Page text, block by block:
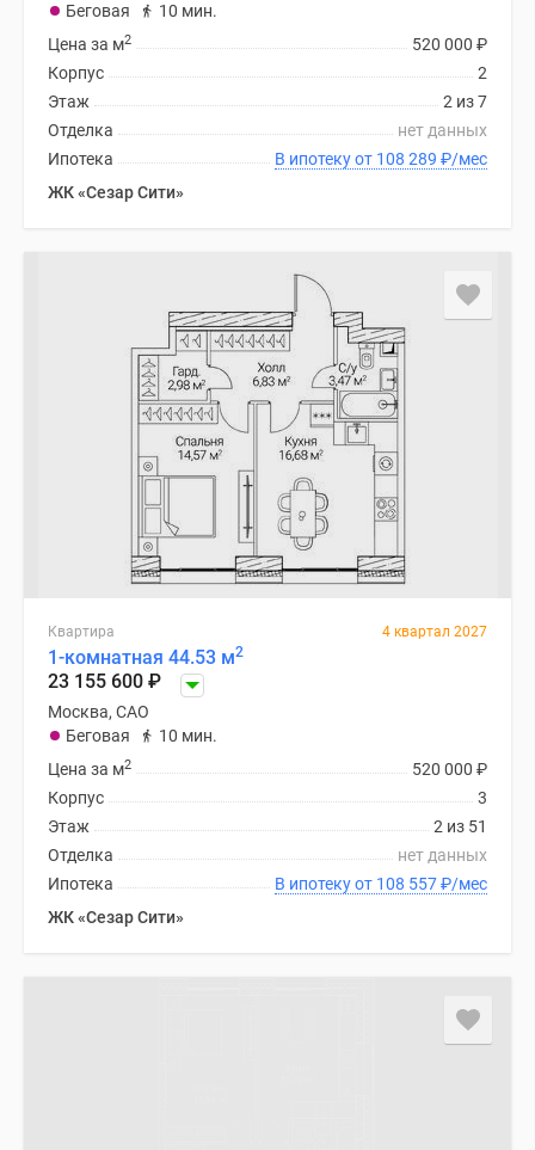
Беговая
10 мин.
520 000 ₽
Цена за м2
2
Корпус
2 из 7
Этаж
нет данных
Отделка
В ипотеку от 108 289 ₽/мес
Ипотека
ЖК «Сезар Сити»
Квартира 4 квартал 2027
1-комнатная 44.53 м2
23 155 600 ₽
Москва, САО
Беговая
10 мин.
520 000 ₽
Цена за м2
3
Корпус
2 из 51
Этаж
нет данных
Отделка
В ипотеку от 108 557₽/мес
Ипотека
ЖК «Сезар Сити»